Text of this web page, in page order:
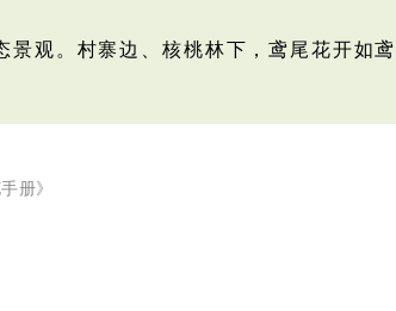
景观。村寨边、核桃林下，鸢尾花开如鸢
册》